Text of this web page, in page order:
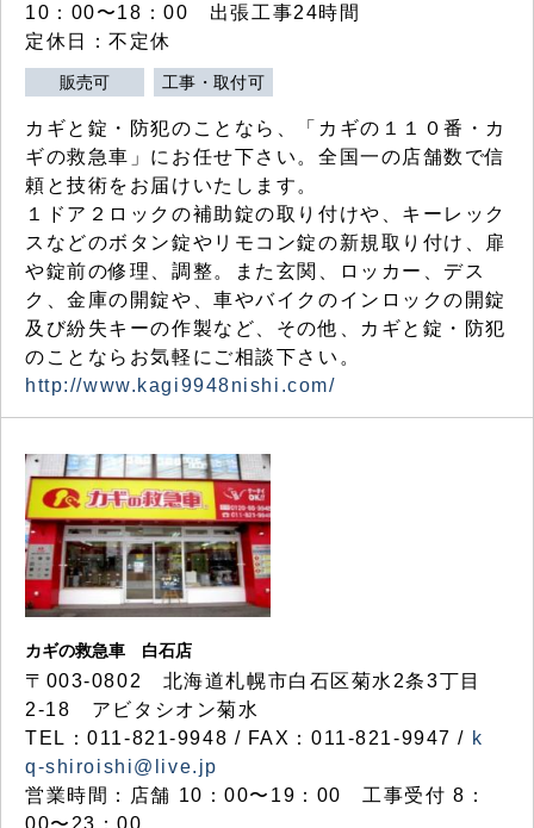
10：00〜18：00 出張工事24時間
定休日：不定休
販売可 工事・取付可
カギと錠・防犯のことなら、「カギの１１０番・カ
ギの救急車」にお任せ下さい。全国一の店舗数で信
頼と技術をお届けいたします。
１ドア２ロックの補助錠の取り付けや、キーレック
スなどのボタン錠やリモコン錠の新規取り付け、扉
や錠前の修理、調整。また玄関、ロッカー、デス
ク、金庫の開錠や、車やバイクのインロックの開錠
及び紛失キーの作製など、その他、カギと錠・防犯
のことならお気軽にご相談下さい。
http://www.kagi9948nishi.com/
カギの救急車 白石店
〒003-0802 北海道札幌市白石区菊水2条3丁目
2-18 アビタシオン菊水
TEL：011-821-9948 / FAX：011-821-9947 / k
q-shiroishi@live.jp
営業時間：店舗 10：00〜19：00 工事受付 8：
00〜23：00